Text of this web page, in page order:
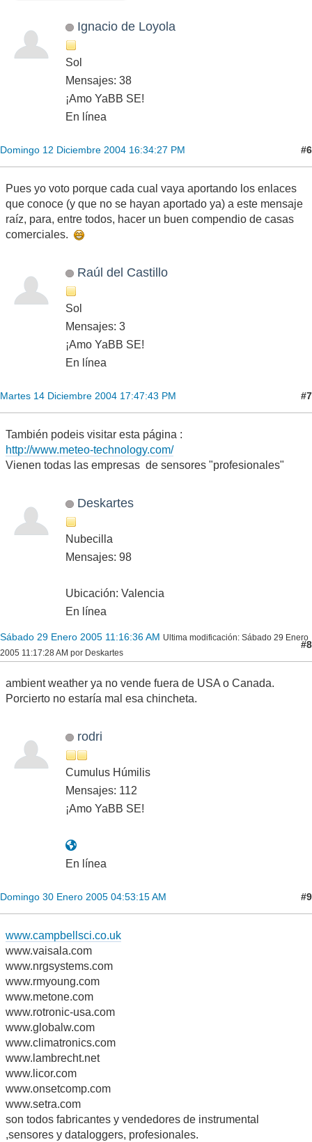
Ignacio de Loyola
Sol
Mensajes: 38
¡Amo YaBB SE!
En línea
Domingo 12 Diciembre 2004 16:34:27 PM #6
Pues yo voto porque cada cual vaya aportando los enlaces
que conoce (y que no se hayan aportado ya) a este mensaje
raíz, para, entre todos, hacer un buen compendio de casas
comerciales.
Raúl del Castillo
Sol
Mensajes: 3
¡Amo YaBB SE!
En línea
Martes 14 Diciembre 2004 17:47:43 PM #7
También podeis visitar esta página :
http://www.meteo-technology.com/
Vienen todas las empresas de sensores "profesionales"
Deskartes
Nubecilla
Mensajes: 98
Ubicación: Valencia
En línea
Sábado 29 Enero 2005 11:16:36 AM Ultima modificación: Sábado 29 Enero
2005 11:17:28 AM por Deskartes
#8
ambient weather ya no vende fuera de USA o Canada.
Porcierto no estaría mal esa chincheta.
rodri
Cumulus Húmilis
Mensajes: 112
¡Amo YaBB SE!
En línea
Domingo 30 Enero 2005 04:53:15 AM #9
www.campbellsci.co.uk
www.vaisala.com
www.nrgsystems.com
www.rmyoung.com
www.metone.com
www.rotronic-usa.com
www.globalw.com
www.climatronics.com
www.lambrecht.net
www.licor.com
www.onsetcomp.com
www.setra.com
son todos fabricantes y vendedores de instrumental
,sensores y dataloggers, profesionales.